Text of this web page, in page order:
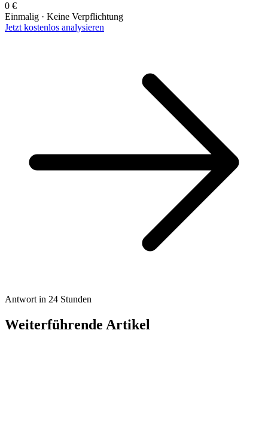
0 €
Einmalig · Keine Verpflichtung
Jetzt kostenlos analysieren
Antwort in 24 Stunden
Weiterführende Artikel